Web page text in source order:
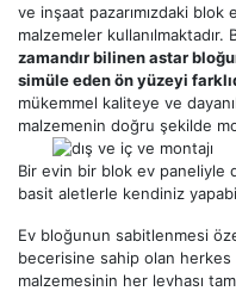
ve inşaat pazarımızdaki blok
malzemeler
zamandır bilinen astar
simüle eden ön yüzeyi
mükemmel kaliteye ve
malzemenin doğru şekilde
Bir evin bir blok ev paneliyle
basit aletlerle kendiniz
Ev bloğunun sabitlenmesi
becerisine sahip olan
malzemesinin her levhası